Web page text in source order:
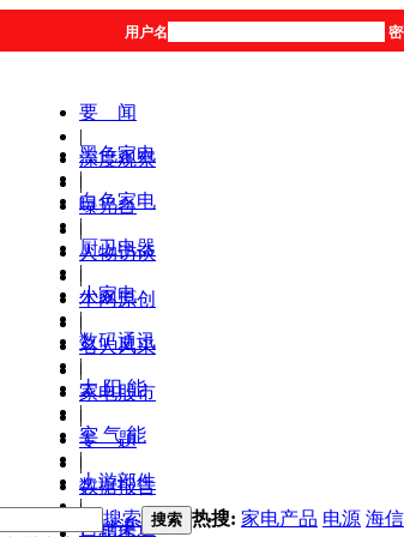
用户名
要 闻
|
深度观察
|
曝光台
|
人物访谈
|
本网原创
|
名人风采
|
家电股市
|
专 题
|
数据报告
|
产品库
黑色家电
|
白色家电
|
厨卫电器
|
小家电
|
数码通讯
|
太 阳 能
|
空 气 能
|
上游部件
|
营销渠道
搜索 搜索 热搜: 家电产品 电源 海信